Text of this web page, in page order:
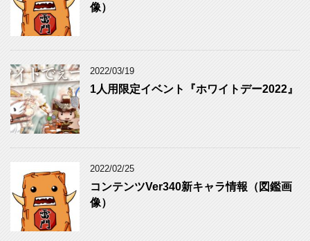
像）
2022/03/19
1人用限定イベント『ホワイトデー2022』
2022/02/25
コンテンツVer340新キャラ情報（図鑑画
像）